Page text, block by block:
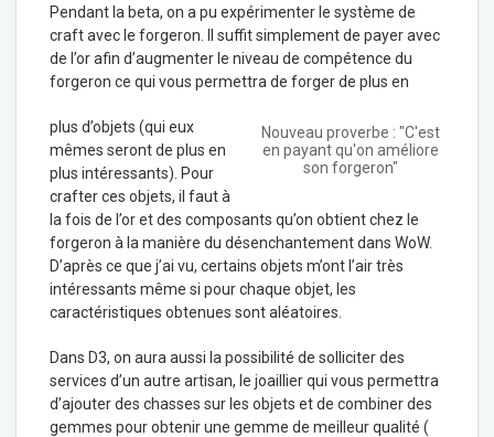
Pendant la beta, on a pu expérimenter le système de
craft avec le forgeron. Il suffit simplement de payer avec
de l’or afin d’augmenter le niveau de compétence du
forgeron ce qui vous permettra de forger de plus en
Nouveau proverbe : "C'est
en payant qu'on améliore
son forgeron"
plus d’objets (qui eux
mêmes seront de plus en
plus intéressants). Pour
crafter ces objets, il faut à
la fois de l’or et des composants qu’on obtient chez le
forgeron à la manière du désenchantement dans WoW.
D’après ce que j’ai vu, certains objets m’ont l’air très
intéressants même si pour chaque objet, les
caractéristiques obtenues sont aléatoires.
Dans D3, on aura aussi la possibilité de solliciter des
services d’un autre artisan, le joaillier qui vous permettra
d’ajouter des chasses sur les objets et de combiner des
gemmes pour obtenir une gemme de meilleur qualité (